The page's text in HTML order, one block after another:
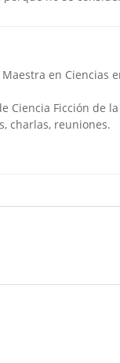
en Ciencias
Ciencia Ficción de
charlas, reuniones.